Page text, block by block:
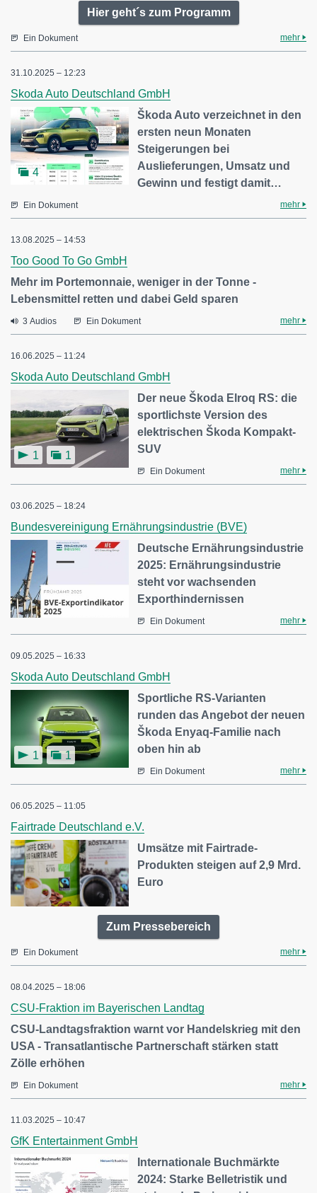
Hier geht´s zum Programm
Ein Dokument mehr
31.10.2025 – 12:23
Skoda Auto Deutschland GmbH
4
Škoda Auto verzeichnet in den
ersten neun Monaten
Steigerungen bei
Auslieferungen, Umsatz und
Gewinn und festigt damit…
Ein Dokument mehr
13.08.2025 – 14:53
Too Good To Go GmbH
Mehr im Portemonnaie, weniger in der Tonne -
Lebensmittel retten und dabei Geld sparen
3 Audios Ein Dokument mehr
16.06.2025 – 11:24
Skoda Auto Deutschland GmbH
1 1
Der neue Škoda Elroq RS: die
sportlichste Version des
elektrischen Škoda Kompakt-
SUV
Ein Dokument mehr
03.06.2025 – 18:24
Bundesvereinigung Ernährungsindustrie (BVE)
Deutsche Ernährungsindustrie
2025: Ernährungsindustrie
steht vor wachsenden
Exporthindernissen
Ein Dokument mehr
09.05.2025 – 16:33
Skoda Auto Deutschland GmbH
1 1
Sportliche RS-Varianten
runden das Angebot der neuen
Škoda Enyaq-Familie nach
oben hin ab
Ein Dokument mehr
06.05.2025 – 11:05
Fairtrade Deutschland e.V.
Umsätze mit Fairtrade-
Produkten steigen auf 2,9 Mrd.
Euro
Zum Pressebereich
Ein Dokument mehr
08.04.2025 – 18:06
CSU-Fraktion im Bayerischen Landtag
CSU-Landtagsfraktion warnt vor Handelskrieg mit den
USA - Transatlantische Partnerschaft stärken statt
Zölle erhöhen
Ein Dokument mehr
11.03.2025 – 10:47
GfK Entertainment GmbH
Internationale Buchmärkte
2024: Starke Belletristik und